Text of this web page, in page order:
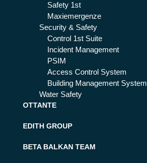
Safety 1st
Maxiemergenze
Security & Safety
Control 1st Suite
Incident Management
PSIM
Access Control System
Building Management System
Water Safety
OTTANTE
EDITH GROUP
BETA BALKAN TEAM